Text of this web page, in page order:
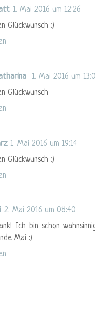
1. Mai 2016 um 12:26
Glückwunsch :)
1. Mai 2016 um
Glückwunsch
1. Mai 2016 um 19:14
Glückwunsch :)
2. Mai 2016 um 08:40
Ich bin schon
Mai :)